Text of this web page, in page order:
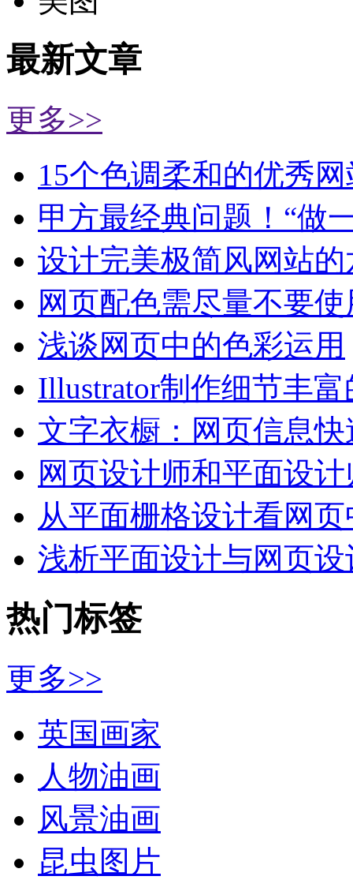
最新文章
更多>>
15个色调柔和的优秀
甲方最经典问题！“做
设计完美极简风网站的
网页配色需尽量不要使
浅谈网页中的色彩运用
Illustrator制作细节丰富
文字衣橱：网页信息快
网页设计师和平面设计
从平面栅格设计看网页
浅析平面设计与网页设
热门标签
更多>>
英国画家
人物油画
风景油画
昆虫图片